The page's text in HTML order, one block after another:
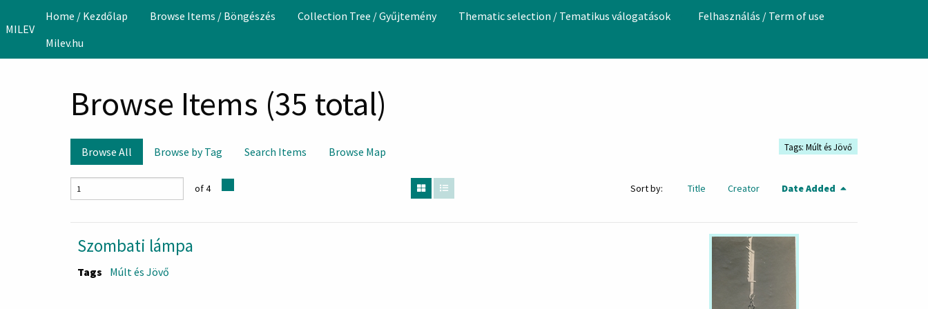
MILEV
Home / Kezdőlap Browse Items / Böngészés Collection Tree / Gyűjtemény Thematic selection / Tematikus válogatások
Felhasználás / Term of use
Milev.hu
Browse Items (35 total)
Browse All Browse by Tag Search Items Browse Map Tags: Múlt és Jövő
of 4 Sort by: Title Creator Date Added
Szombati lámpa
Tags Múlt és Jövő